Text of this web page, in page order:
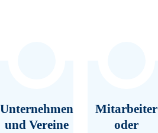
Unternehmen
und Vereine
Mitarbeiter
oder